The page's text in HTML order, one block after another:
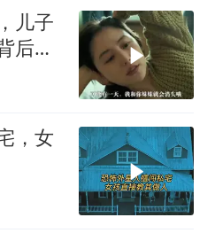
儿子
后故
，女